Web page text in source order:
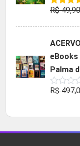
Avaliação
R$49,90
eBooks
Palma
5
R$